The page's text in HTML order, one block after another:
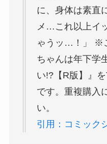
に、身体は素直
メ…これ以上イ
ゃうッ…！」 ※
ちゃんは年下学
い!?【R版】』
です。重複購入
い。
引用：コミック